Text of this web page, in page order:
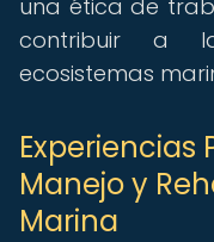
una ética de
contribuir a
ecosistemas
Experiencias
Manejo y
Marina